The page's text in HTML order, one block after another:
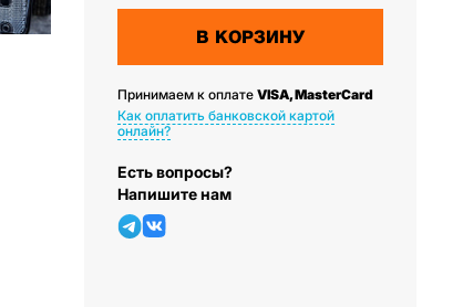
В КОРЗИНУ
Принимаем к оплате VISA, MasterCard
Как оплатить банковской картой
онлайн?
Есть вопросы?
Напишите нам